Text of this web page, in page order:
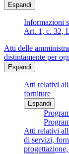
Espandi
Informazioni
Art. 1, c. 32,
Atti delle
distintamente per
Espandi
Atti relativi
forniture
Espandi
Atti relativi
di servizi,